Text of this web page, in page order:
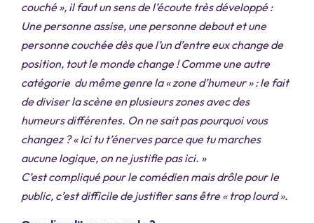
couché », il faut un sens de l’écoute très développé :
Une personne assise, une personne debout et une
personne couchée dès que l’un d’entre eux change de
position, tout le monde change ! Comme une autre
catégorie du même genre la « zone d’humeur » : le fait
de diviser la scène en plusieurs zones avec des
humeurs différentes. On ne sait pas pourquoi vous
changez ? « Ici tu t’énerves parce que tu marches
aucune logique, on ne justifie pas ici. »
C’est compliqué pour le comédien mais drôle pour le
public, c’est difficile de justifier sans être « trop lourd ».